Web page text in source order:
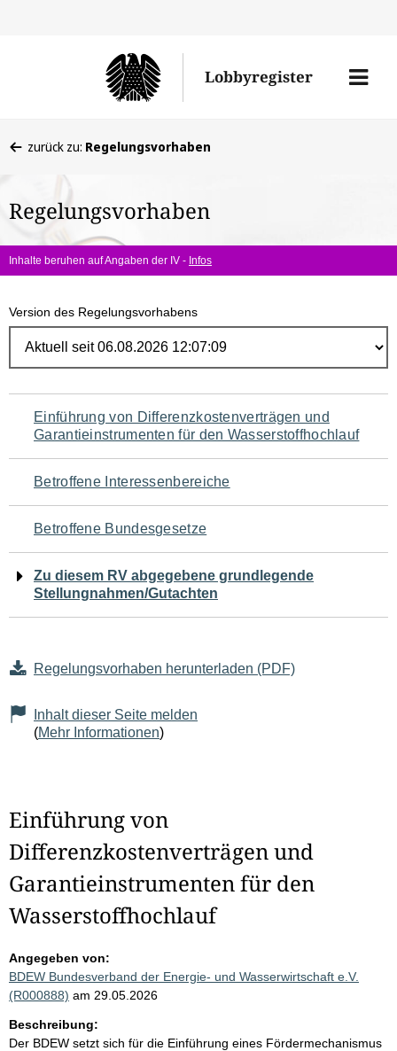
Lobbyregister
Menü
befinden
hier:
zurück zu: Regelungsvorhaben
Regelungsvorhaben
Inhalte beruhen auf Angaben der IV - Infos
Version des Regelungsvorhabens
Navigation
für
den
Seiteninhalt
Einführung von Differenzkostenverträgen und
Garantieinstrumenten für den Wasserstoffhochlauf
Betroffene Interessenbereiche
Betroffene Bundesgesetze
Zu diesem RV abgegebene grundlegende
Stellungnahmen/Gutachten
Regelungsvorhaben herunterladen (PDF)
Inhalt dieser Seite melden
(Mehr Informationen)
Einführung von
Differenzkostenverträgen und
Garantieinstrumenten für den
Wasserstoffhochlauf
Angegeben von:
BDEW Bundesverband der Energie- und Wasserwirtschaft e.V.
(R000888) am 29.05.2026
Beschreibung:
Der BDEW setzt sich für die Einführung eines Fördermechanismus